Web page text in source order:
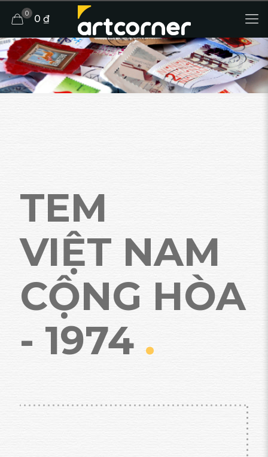
0 0 ₫
TEM
VIỆT NAM
CỘNG HÒA
- 1974 .